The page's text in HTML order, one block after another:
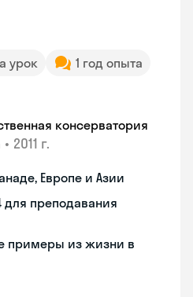
урок
1 год опыта
консерватория
• 2011 г.
Европе и Азии
для преподавания
примеры из жизни в